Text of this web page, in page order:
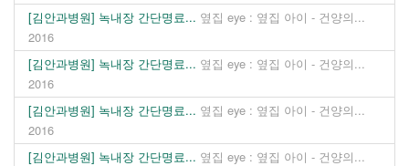
[김안과병원] 녹내장 간단명료... 옆집 eye : 옆집 아이 - 건양의...
2016
[김안과병원] 녹내장 간단명료... 옆집 eye : 옆집 아이 - 건양의...
2016
[김안과병원] 녹내장 간단명료... 옆집 eye : 옆집 아이 - 건양의...
2016
[김안과병원] 녹내장 간단명료... 옆집 eye : 옆집 아이 - 건양의...